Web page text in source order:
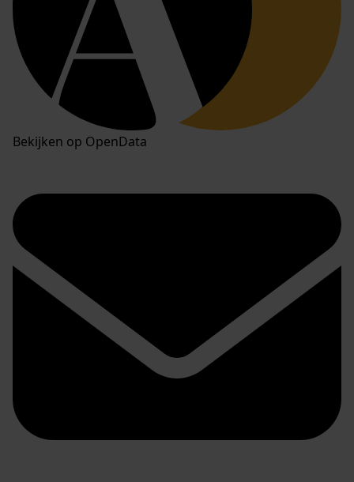
Bekijken op OpenData